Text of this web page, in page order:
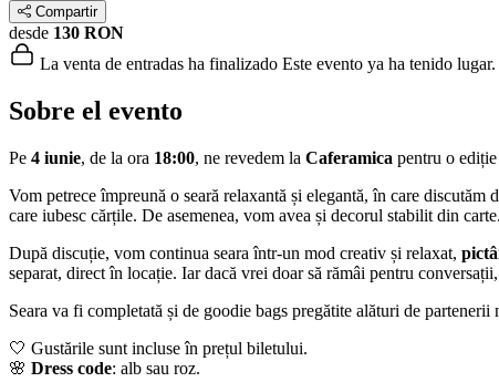
Compartir
desde 130 RON
La venta de entradas ha finalizado Este evento ya ha tenido
Sobre el evento
Pe 4 iunie, de la ora 18:00, ne revedem la Caferamica pentru o
Vom petrece împreună o seară relaxantă și elegantă, în care
care iubesc cărțile. De asemenea, vom avea și decorul stabilit din carte.
După discuție, vom continua seara într-un mod creativ și relaxat,
separat, direct în locație. Iar dacă vrei doar să rămâi pentru
Seara va fi completată și de goodie bags pregătite alături de partenerii
🤍 Gustările sunt incluse în prețul biletului.
🌸 Dress code: alb sau roz.